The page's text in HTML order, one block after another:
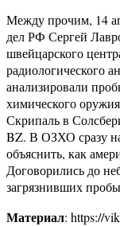
Между прочим, 14
дел РФ Сергей
швейцарского
радиологического
анализировали
химического
Скрипаль в
BZ. В ОЗХО сразу
объяснить, как
Договорились до
загрязнивших
Материал: https://